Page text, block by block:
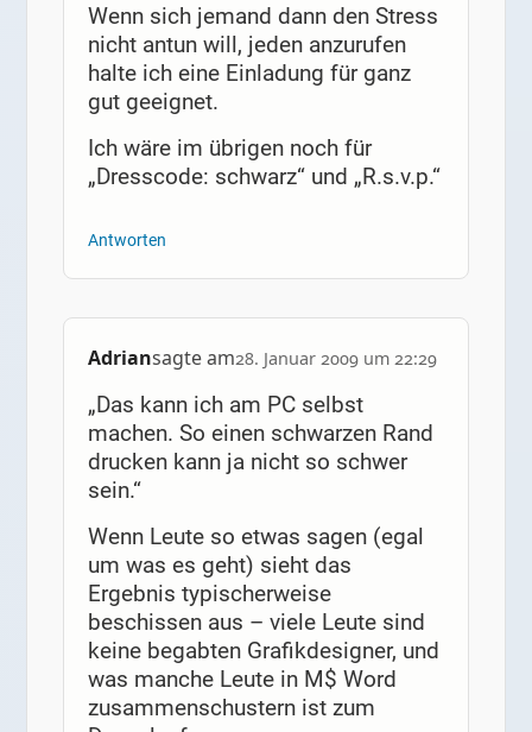
Wenn sich jemand dann den Stress
nicht antun will, jeden anzurufen
halte ich eine Einladung für ganz
gut geeignet.
Ich wäre im übrigen noch für
„Dresscode: schwarz“ und „R.s.v.p.“
Antworten
Adriansagte am28. Januar 2009 um 22:29
„Das kann ich am PC selbst
machen. So einen schwarzen Rand
drucken kann ja nicht so schwer
sein.“
Wenn Leute so etwas sagen (egal
um was es geht) sieht das
Ergebnis typischerweise
beschissen aus – viele Leute sind
keine begabten Grafikdesigner, und
was manche Leute in M$ Word
zusammenschustern ist zum